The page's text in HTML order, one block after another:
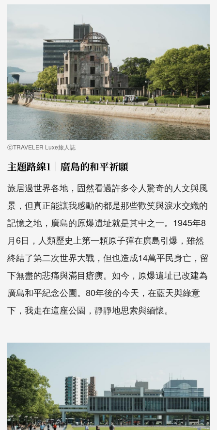
ⓒTRAVELER Luxe旅人誌
主題路線1｜廣島的和平祈願
旅居過世界各地，固然看過許多令人驚奇的人文與風
景，但真正能讓我感動的都是那些歡笑與淚水交織的
記憶之地，廣島的原爆遺址就是其中之一。1945年8
月6日，人類歷史上第一顆原子彈在廣島引爆，雖然
終結了第二次世界大戰，但也造成14萬平民身亡，留
下無盡的悲痛與滿目瘡痍。如今，原爆遺址已改建為
廣島和平紀念公園。80年後的今天，在藍天與綠意
下，我走在這座公園，靜靜地思索與緬懷。